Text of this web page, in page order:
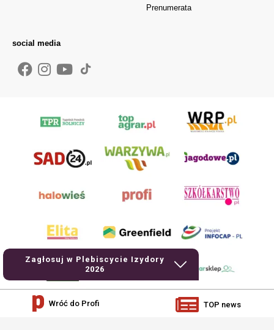
Zagłosuj w Plebiscycie Izydory
2026
Prenumerata
social media
Wróć do Profi TOP news